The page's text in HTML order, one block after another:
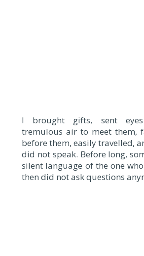
I brought gifts, sent
tremulous air to meet them,
before them, easily travelled,
did not speak. Before long,
silent language of the one
then did not ask questions